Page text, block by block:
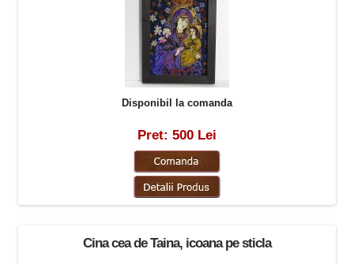
Disponibil la comanda
Pret: 500 Lei
Cina cea de Taina, icoana pe sticla